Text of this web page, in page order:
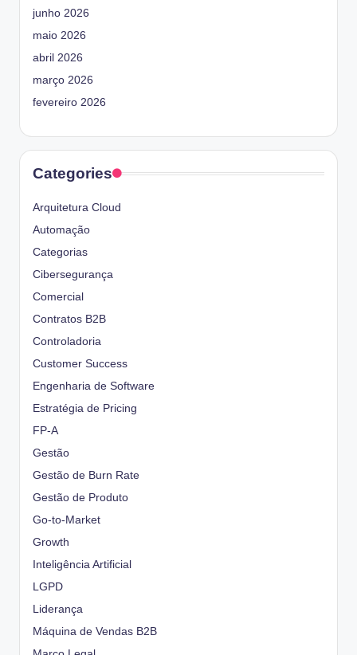
junho 2026
maio 2026
abril 2026
março 2026
fevereiro 2026
Categories
Arquitetura Cloud
Automação
Categorias
Cibersegurança
Comercial
Contratos B2B
Controladoria
Customer Success
Engenharia de Software
Estratégia de Pricing
FP-A
Gestão
Gestão de Burn Rate
Gestão de Produto
Go-to-Market
Growth
Inteligência Artificial
LGPD
Liderança
Máquina de Vendas B2B